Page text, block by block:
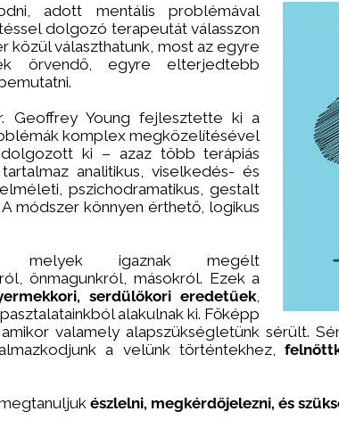
adott mentális problémával
dolgozó terapeutát válasszon
közül választhatunk, most az egyre
örvendő, egyre elterjedtebb
Geoffrey Young fejlesztette ki a
komplex megközelítésével
ki – azaz több terápiás
analitikus, viselkedés- és
pszichodramatikus, gestalt
módszer könnyen érthető, logikus
melyek igaznak megélt
önmagunkról, másokról. Ezek a
serdülőkori eredetűek
alakulnak ki. Főképp
valamely alapszükségletünk sérült.
a velünk történtekhez,
észlelni, megkérdőjelezni, és